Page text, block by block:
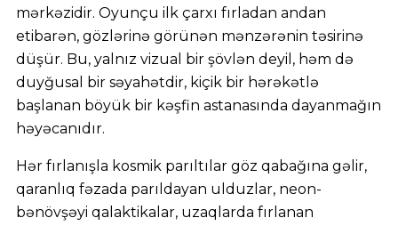
mərkəzidir. Oyunçu ilk çarxı fırladan andan
etibarən, gözlərinə görünən mənzərənin təsirinə
düşür. Bu, yalnız vizual bir şövlən deyil, həm də
duyğusal bir səyahətdir, kiçik bir hərəkətlə
başlanan böyük bir kəşfin astanasında dayanmağın
həyəcanıdır.
Hər fırlanışla kosmik parıltılar göz qabağına gəlir,
qaranlıq fəzada parıldayan ulduzlar, neon-
bənövşəyi qalaktikalar, uzaqlarda fırlanan